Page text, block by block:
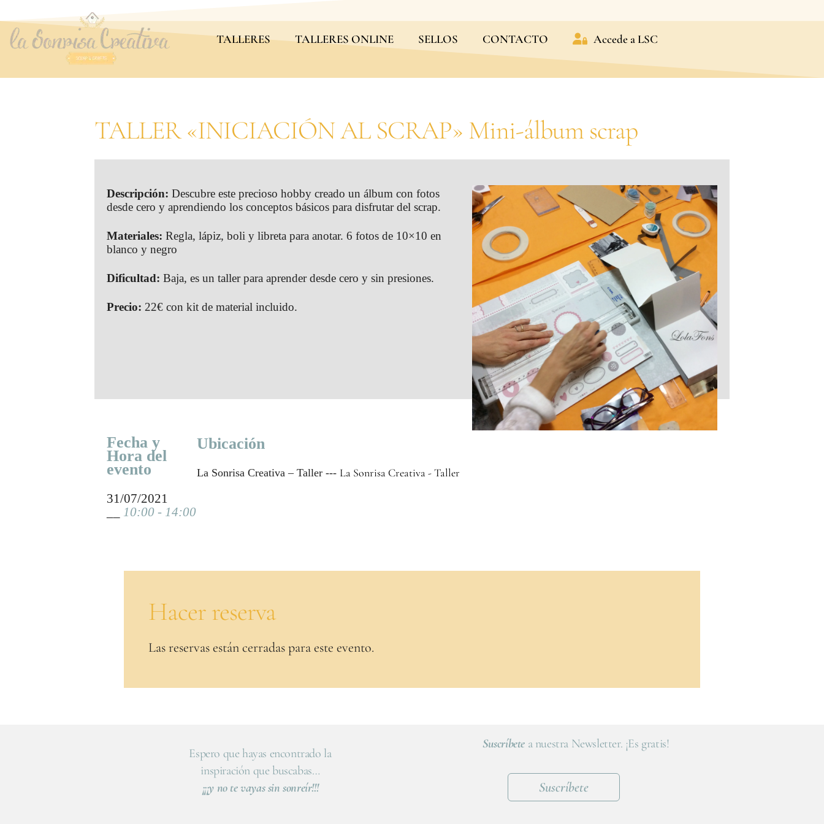
TALLERES TALLERES ONLINE SELLOS CONTACTO Accede a LSC
TALLER «INICIACIÓN AL SCRAP» Mini-álbum scrap
Descripción:Descubre este precioso hobby creado un álbum con fotos
desde cero y aprendiendo los conceptos básicos para disfrutar del scrap.
Materiales:Regla, lápiz, boli y libreta para anotar. 6 fotos de 10×10 en
blanco y negro
Dificultad:Baja, es un taller para aprender desde cero y sin presiones.
Precio: 22€ con kit de material incluido.
Ubicación
La Sonrisa Creativa – Taller --- La Sonrisa Creativa - Taller
Fecha y
Hora del
evento
31/07/2021
10:00 - 14:00
Hacer reserva
Las reservas están cerradas para este evento.
Espero que hayas encontrado la
inspiración que buscabas…
¡¡¡y no te vayas sin sonreír!!!
Suscríbete a nuestra Newsletter. ¡Es gratis!
Suscríbete